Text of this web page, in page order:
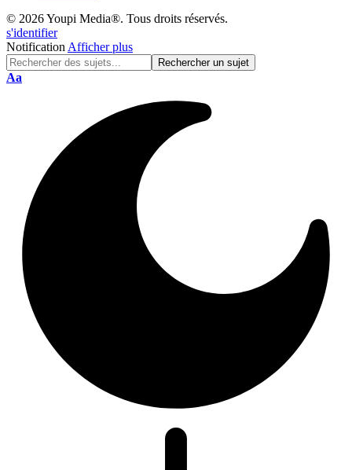
© 2026 Youpi Media®. Tous droits réservés.
s'identifier
Notification Afficher plus
Réinitialisation
Aa